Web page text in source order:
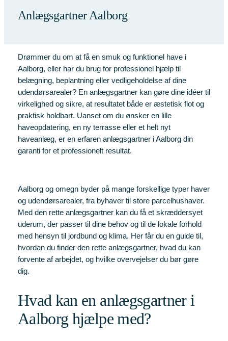
Anlægsgartner Aalborg
Drømmer du om at få en smuk og funktionel have i
Aalborg, eller har du brug for professionel hjælp til
belægning, beplantning eller vedligeholdelse af dine
udendørsarealer? En anlægsgartner kan gøre dine idéer til
virkelighed og sikre, at resultatet både er æstetisk flot og
praktisk holdbart. Uanset om du ønsker en lille
haveopdatering, en ny terrasse eller et helt nyt
haveanlæg, er en erfaren anlægsgartner i Aalborg din
garanti for et professionelt resultat.
Aalborg og omegn byder på mange forskellige typer haver
og udendørsarealer, fra byhaver til store parcelhushaver.
Med den rette anlægsgartner kan du få et skræddersyet
uderum, der passer til dine behov og til de lokale forhold
med hensyn til jordbund og klima. Her får du en guide til,
hvordan du finder den rette anlægsgartner, hvad du kan
forvente af arbejdet, og hvilke overvejelser du bør gøre
dig.
Hvad kan en anlægsgartner i
Aalborg hjælpe med?